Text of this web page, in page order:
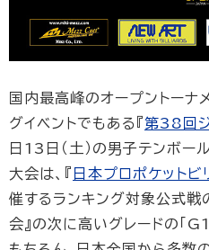
国内最高峰のオープントーナ
グイベントでもある『第38回ジ
日13日（土）の男子テンボー
大会は、『 日本プロポケットビ
催するランキング対象公式戦
会』の次に高いグレードの「